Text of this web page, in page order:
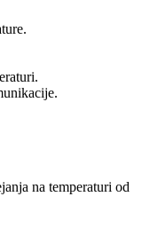
na temperaturi od